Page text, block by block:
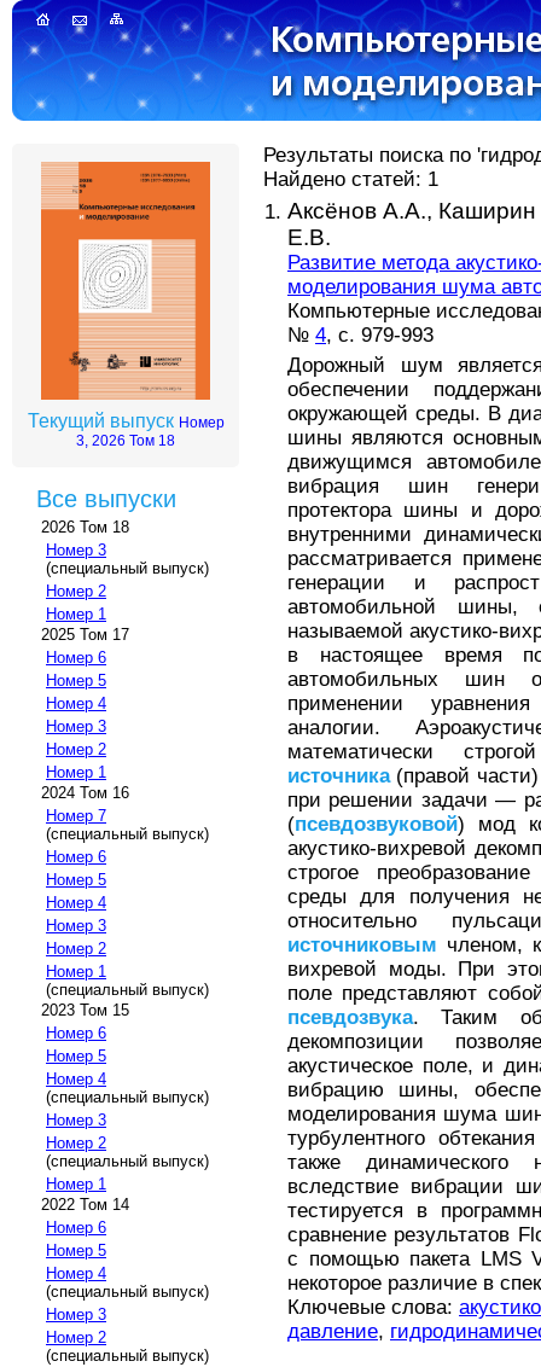
Текущий выпуск Номер
3, 2026 Том 18
Все выпуски
2026 Том 18
Номер 3
(специальный выпуск)
Номер 2
Номер 1
2025 Том 17
Номер 6
Номер 5
Номер 4
Номер 3
Номер 2
Номер 1
2024 Том 16
Номер 7
(специальный выпуск)
Номер 6
Номер 5
Номер 4
Номер 3
Номер 2
Номер 1
(специальный выпуск)
2023 Том 15
Номер 6
Номер 5
Номер 4
(специальный выпуск)
Номер 3
Номер 2
(специальный выпуск)
Номер 1
2022 Том 14
Номер 6
Номер 5
Номер 4
(специальный выпуск)
Номер 3
Номер 2
(специальный выпуск)
Результаты поиска по
Найдено статей: 1
Аксёнов А.А.,
Е.В.
Развитие метода
моделирования шума
Компьютерные
№ 4, с. 979-993
Дорожный шум
обеспечении
окружающей среды. В
шины являются
движущимся
вибрация шин
протектора шины и
внутренними
рассматривается
генерации и
автомобильной шины,
называемой акустико-
в настоящее время
автомобильных шин
применении
аналогии.
математически
источника(правой части)
при решении задачи —
(псевдозвуковой) мод
акустико-вихревой
строгое
среды для получения
относительно
источниковым членом,
вихревой моды. При
поле представляют
псевдозвука. Таким
декомпозиции
акустическое поле, и
вибрацию шины,
моделирования шума
турбулентного
также
вследствие вибрации
тестируется в
сравнение результатов
с помощью пакета LMS
некоторое различие в
Ключевые слова:
давление,